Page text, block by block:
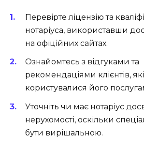
Перевірте ліцензію та
нотаріуса, використавши
на офіційних сайтах.
Ознайомтесь з відгуками та
рекомендаціями клієнтів,
користувалися його
Уточніть чи має нотаріус
нерухомості, оскільки
бути вирішальною.